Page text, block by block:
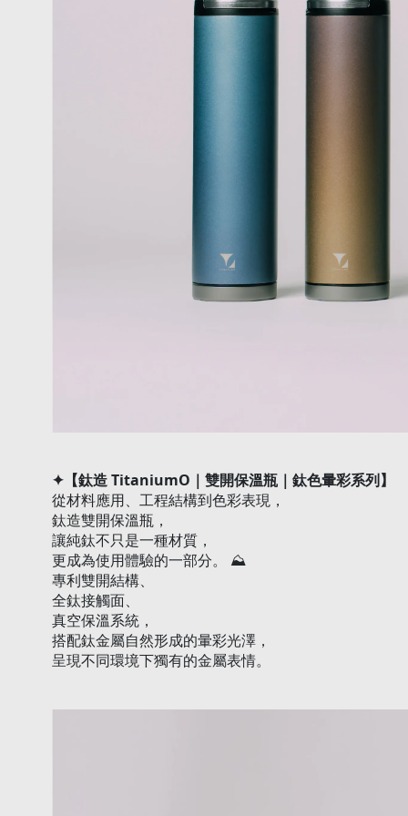
✦ 【鈦造TitaniumO ｜雙開保溫瓶｜鈦色暈彩系列】
從材料應用、工程結構到色彩表現，
鈦造雙開保溫瓶，
讓純鈦不只是一種材質，
更成為使用體驗的一部分。 ⛰️
專利雙開結構、
全鈦接觸面、
真空保溫系統，
搭配鈦金屬自然形成的暈彩光澤，
呈現不同環境下獨有的金屬表情。